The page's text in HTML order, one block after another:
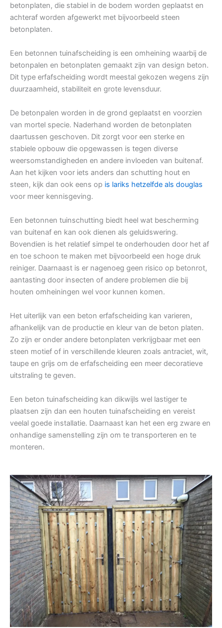
betonplaten, die stabiel in de bodem worden geplaatst en
achteraf worden afgewerkt met bijvoorbeeld steen
betonplaten.
Een betonnen tuinafscheiding is een omheining waarbij de
betonpalen en betonplaten gemaakt zijn van design beton.
Dit type erfafscheiding wordt meestal gekozen wegens zijn
duurzaamheid, stabiliteit en grote levensduur.
De betonpalen worden in de grond geplaatst en voorzien
van mortel specie. Naderhand worden de betonplaten
daartussen geschoven. Dit zorgt voor een sterke en
stabiele opbouw die opgewassen is tegen diverse
weersomstandigheden en andere invloeden van buitenaf.
Aan het kijken voor iets anders dan schutting hout en
steen, kijk dan ook eens op is lariks hetzelfde als douglas
voor meer kennisgeving.
Een betonnen tuinschutting biedt heel wat bescherming
van buitenaf en kan ook dienen als geluidswering.
Bovendien is het relatief simpel te onderhouden door het af
en toe schoon te maken met bijvoorbeeld een hoge druk
reiniger. Daarnaast is er nagenoeg geen risico op betonrot,
aantasting door insecten of andere problemen die bij
houten omheiningen wel voor kunnen komen.
Het uiterlijk van een beton erfafscheiding kan varieren,
afhankelijk van de productie en kleur van de beton platen.
Zo zijn er onder andere betonplaten verkrijgbaar met een
steen motief of in verschillende kleuren zoals antraciet, wit,
taupe en grijs om de erfafscheiding een meer decoratieve
uitstraling te geven.
Een beton tuinafscheiding kan dikwijls wel lastiger te
plaatsen zijn dan een houten tuinafscheiding en vereist
veelal goede installatie. Daarnaast kan het een erg zware en
onhandige samenstelling zijn om te transporteren en te
monteren.